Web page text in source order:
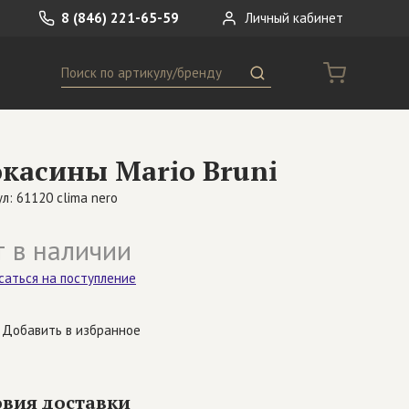
8 (846) 221-65-59 Личный кабинет
Другое
Поиск
Mario Bruni
61120 clima nero
в наличии
на поступление
Добавить в избранное
доставки